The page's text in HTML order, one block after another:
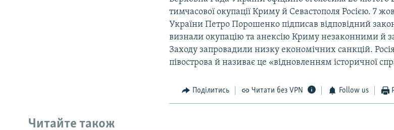
тимчасової окупації Криму й Севастополя Росією. 7
України Петро Порошенко підписав відповідний
визнали окупацію та анексію Криму незаконними й
Заходу запровадили низку економічних санкцій.
півострова й називає це «відновленням історичної
Поділитись Читати без VPN Follow us
Читайте також